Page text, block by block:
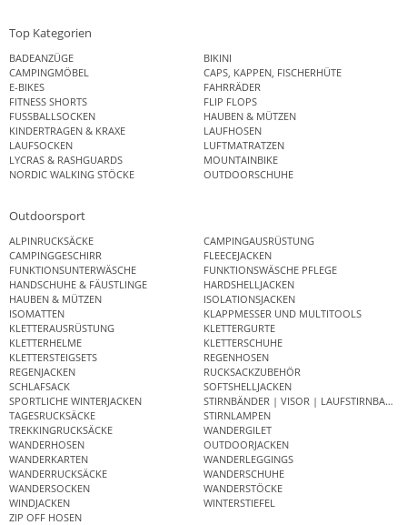
Top Kategorien
BADEANZÜGE
BIKINI
CAMPINGMÖBEL
CAPS, KAPPEN, FISCHERHÜTE
E-BIKES
FAHRRÄDER
FITNESS SHORTS
FLIP FLOPS
FUSSBALLSOCKEN
HAUBEN & MÜTZEN
KINDERTRAGEN & KRAXE
LAUFHOSEN
LAUFSOCKEN
LUFTMATRATZEN
LYCRAS & RASHGUARDS
MOUNTAINBIKE
NORDIC WALKING STÖCKE
OUTDOORSCHUHE
Outdoorsport
ALPINRUCKSÄCKE
CAMPINGAUSRÜSTUNG
CAMPINGGESCHIRR
FLEECEJACKEN
FUNKTIONSUNTERWÄSCHE
FUNKTIONSWÄSCHE PFLEGE
HANDSCHUHE & FÄUSTLINGE
HARDSHELLJACKEN
HAUBEN & MÜTZEN
ISOLATIONSJACKEN
ISOMATTEN
KLAPPMESSER UND MULTITOOLS
KLETTERAUSRÜSTUNG
KLETTERGURTE
KLETTERHELME
KLETTERSCHUHE
KLETTERSTEIGSETS
REGENHOSEN
REGENJACKEN
RUCKSACKZUBEHÖR
SCHLAFSACK
SOFTSHELLJACKEN
SPORTLICHE WINTERJACKEN
STIRNBÄNDER | VISOR | LAUFSTIRNBAND
TAGESRUCKSÄCKE
STIRNLAMPEN
TREKKINGRUCKSÄCKE
WANDERGILET
WANDERHOSEN
OUTDOORJACKEN
WANDERKARTEN
WANDERLEGGINGS
WANDERRUCKSÄCKE
WANDERSCHUHE
WANDERSOCKEN
WANDERSTÖCKE
WINDJACKEN
WINTERSTIEFEL
ZIP OFF HOSEN